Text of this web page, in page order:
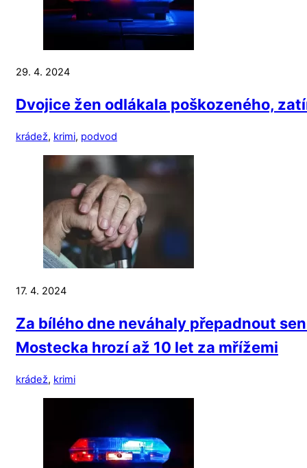
29. 4. 2024
Dvojice žen odlákala poškozeného,
krádež, krimi, podvod
17. 4. 2024
Za bílého dne neváhaly přepadnout
Mostecka hrozí až 10 let za mřížemi
krádež, krimi